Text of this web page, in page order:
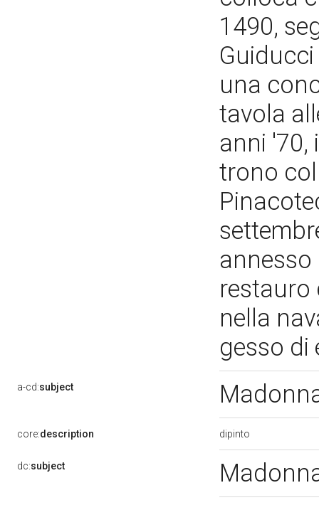
1490,
una
tavola
anni '70,
trono
annesso
restauro
nella
gesso di
a-cd:subject
core:description dipinto
dc:subject